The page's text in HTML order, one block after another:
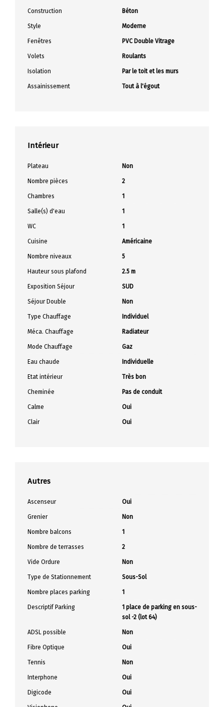
Construction Béton
Style Moderne
Fenêtres PVC Double Vitrage
Volets Roulants
Isolation Par le toit et les murs
Assainissement Tout à l'égout
Intérieur
Plateau Non
Nombre pièces 2
Chambres 1
Salle(s) d'eau 1
WC 1
Cuisine Américaine
Nombre niveaux 5
Hauteur sous plafond 2.5 m
Exposition Séjour SUD
Séjour Double Non
Type Chauffage Individuel
Méca. Chauffage Radiateur
Mode Chauffage Gaz
Eau chaude Individuelle
Etat intérieur Très bon
Cheminée Pas de conduit
Calme Oui
Clair Oui
Autres
Ascenseur Oui
Grenier Non
Nombre balcons 1
Nombre de terrasses 2
Vide Ordure Non
Type de Stationnement Sous-Sol
Nombre places parking 1
Descriptif Parking
1 place de parking en sous-
sol -2 (lot 64)
ADSL possible Non
Fibre Optique Oui
Tennis Non
Interphone Oui
Digicode Oui